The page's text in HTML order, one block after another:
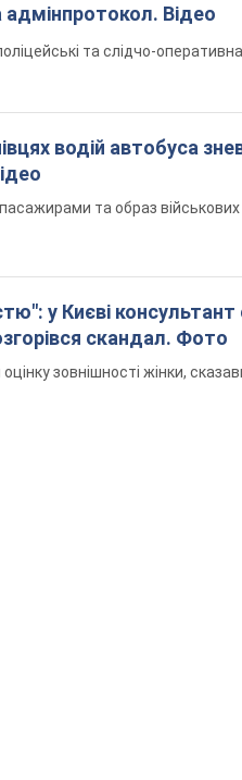
адмінпротокол. Відео
та слідчо-
водій автобуса
пасажирами та образ військових
у Києві
скандал. Фото
зовнішності жінки,